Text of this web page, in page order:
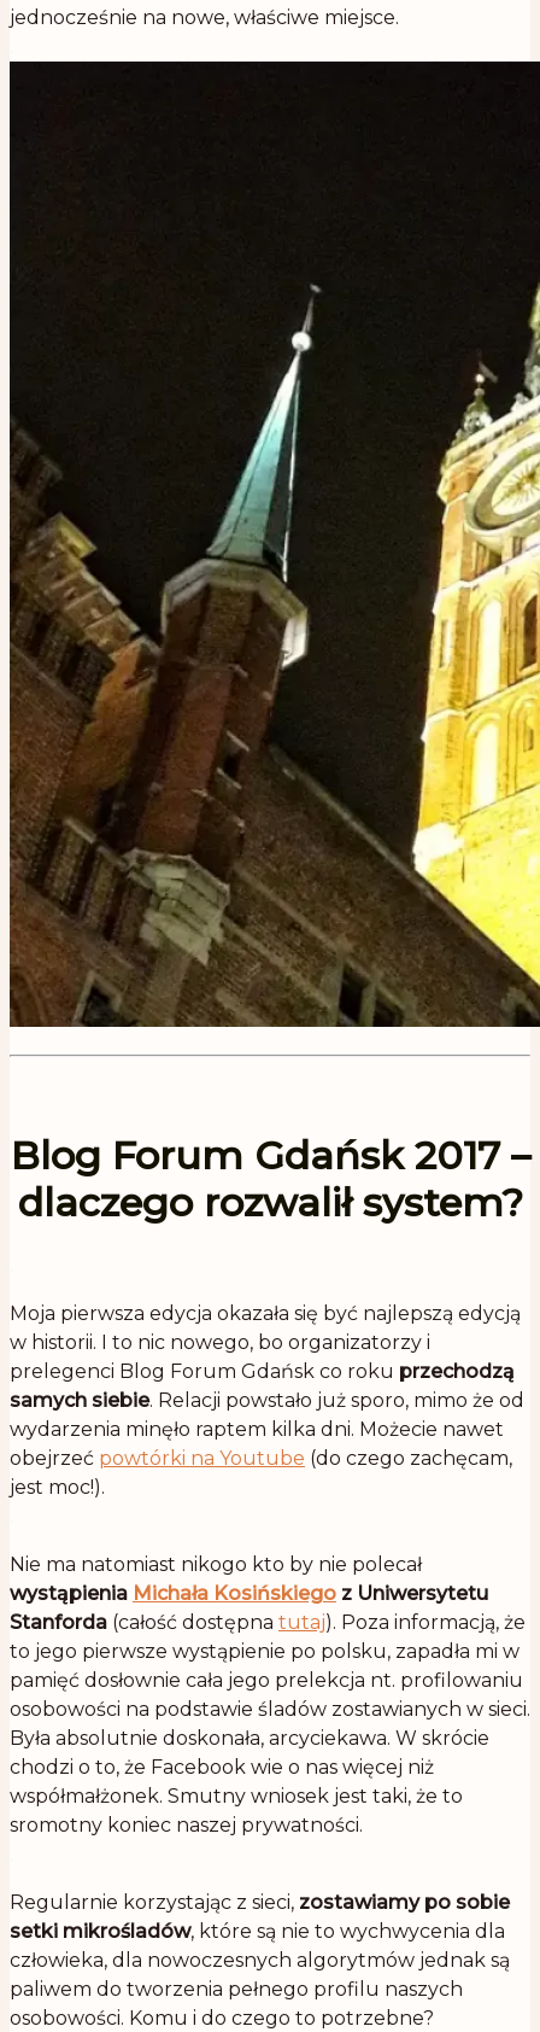
jednocześnie na nowe, właściwe miejsce.
.
Blog Forum Gdańsk 2017 –
dlaczego rozwalił system?
.
Moja pierwsza edycja okazała się być najlepszą edycją
w historii. I to nic nowego, bo organizatorzy i
prelegenci Blog Forum Gdańsk co roku przechodzą
samych siebie. Relacji powstało już sporo, mimo że od
wydarzenia minęło raptem kilka dni. Możecie nawet
obejrzeć powtórki na Youtube (do czego zachęcam,
jest moc!).
.
Nie ma natomiast nikogo kto by nie polecał
wystąpienia Michała Kosińskiego z Uniwersytetu
Stanforda (całość dostępna tutaj). Poza informacją, że
to jego pierwsze wystąpienie po polsku, zapadła mi w
pamięć dosłownie cała jego prelekcja nt. profilowaniu
osobowości na podstawie śladów zostawianych w sieci.
Była absolutnie doskonała, arcyciekawa. W skrócie
chodzi o to, że Facebook wie o nas więcej niż
współmałżonek. Smutny wniosek jest taki, że to
sromotny koniec naszej prywatności.
.
Regularnie korzystając z sieci, zostawiamy po sobie
setki mikrośladów, które są nie to wychwycenia dla
człowieka, dla nowoczesnych algorytmów jednak są
paliwem do tworzenia pełnego profilu naszych
osobowości. Komu i do czego to potrzebne?